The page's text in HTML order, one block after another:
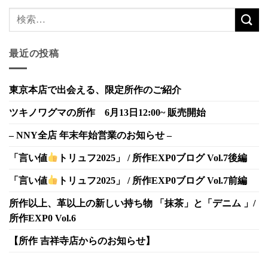
最近の投稿
東京本店で出会える、限定所作のご紹介
ツキノワグマの所作 6月13日12:00~ 販売開始
– NNY全店 年末年始営業のお知らせ –
「言い値 トリュフ2025」 / 所作EXP0ブログ Vol.7後編
「言い値 トリュフ2025」 / 所作EXP0ブログ Vol.7前編
所作以上、革以上の新しい持ち物 「抹茶」と「デニム 」/
所作EXP0 Vol.6
【所作 吉祥寺店からのお知らせ】